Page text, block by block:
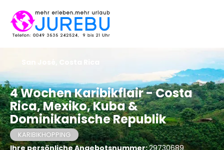
4 Wochen Karibikflair - Costa
Rica, Mexiko, Kuba &
Dominikanische Republik
KARIBIKHOPPING
Ihre persönliche Angebotsnummer:29730689